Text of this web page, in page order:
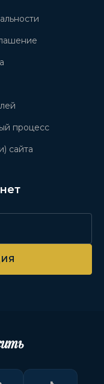
процесс
сайта